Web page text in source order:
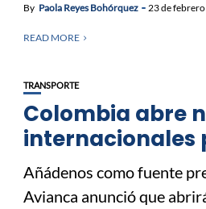
By Paola Reyes Bohórquez 23 de
READ MORE
TRANSPORTE
Colombia abre
internacionales
Añádenos como fuente
Avianca anunció que